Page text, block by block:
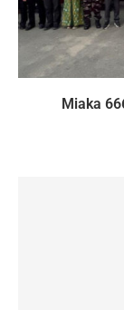
Miaka